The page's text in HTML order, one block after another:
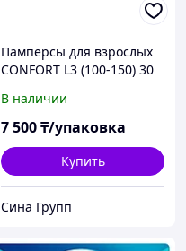
Памперсы для взрослых
CONFORT L3 (100-150) 30
В наличии
7 500₸/упаковка
Купить
Сина Групп